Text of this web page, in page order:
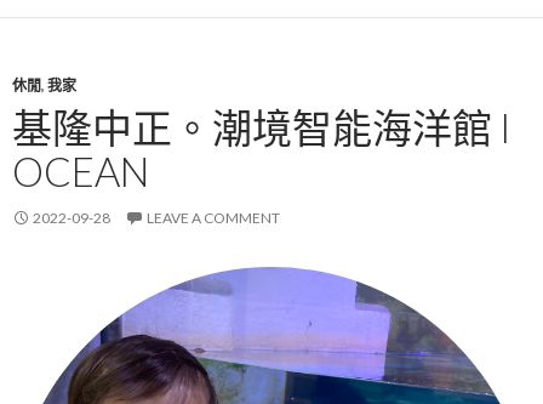
休閒, 我家
基隆中正。潮境智能海洋館 I
OCEAN
2022-09-28 LEAVE A COMMENT